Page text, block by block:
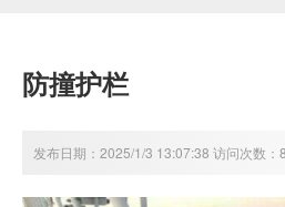
防撞护栏
发布日期：2025/1/3 13:07:38 访问次数：